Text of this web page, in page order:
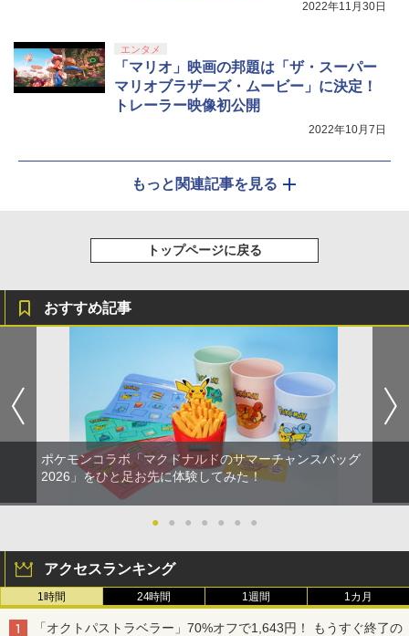
2022年11月30日
エンタメ
「マリオ」映画の邦題は「ザ・スーパー
マリオブラザーズ・ムービー」に決定！
トレーラー映像初公開
2022年10月7日
もっと関連記事を見る
トップページに戻る
おすすめ記事
ポケモンコラボ「マクドナルドのサマーチャンスバッグ
2026」をひと足お先に体験してみた！
● ● ● ● ● ● ●
アクセスランキング
1時間 24時間 1週間 1カ月
「オクトパストラベラー」70%オフで1,643円！ もうすぐ終了の